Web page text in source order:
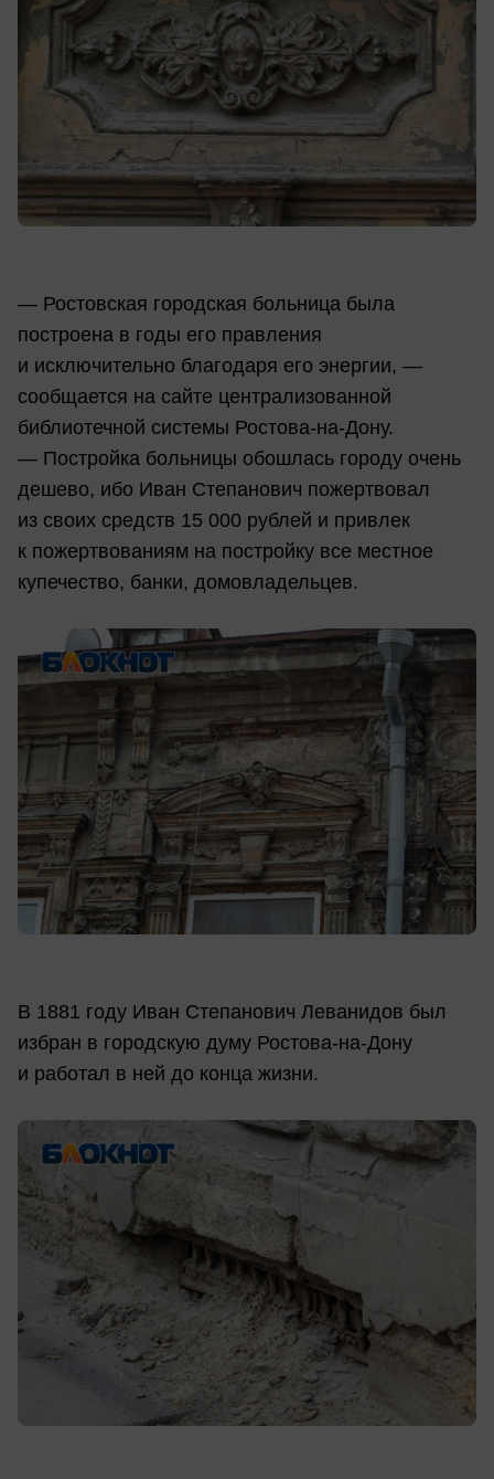
— Ростовская городская больница была
построена в годы его правления
и исключительно благодаря его энергии, —
сообщается на сайте централизованной
библиотечной системы Ростова-на-Дону.
— Постройка больницы обошлась городу очень
дешево, ибо Иван Степанович пожертвовал
из своих средств 15 000 рублей и привлек
к пожертвованиям на постройку все местное
купечество, банки, домовладельцев.
В 1881 году Иван Степанович Леванидов был
избран в городскую думу Ростова-на-Дону
и работал в ней до конца жизни.